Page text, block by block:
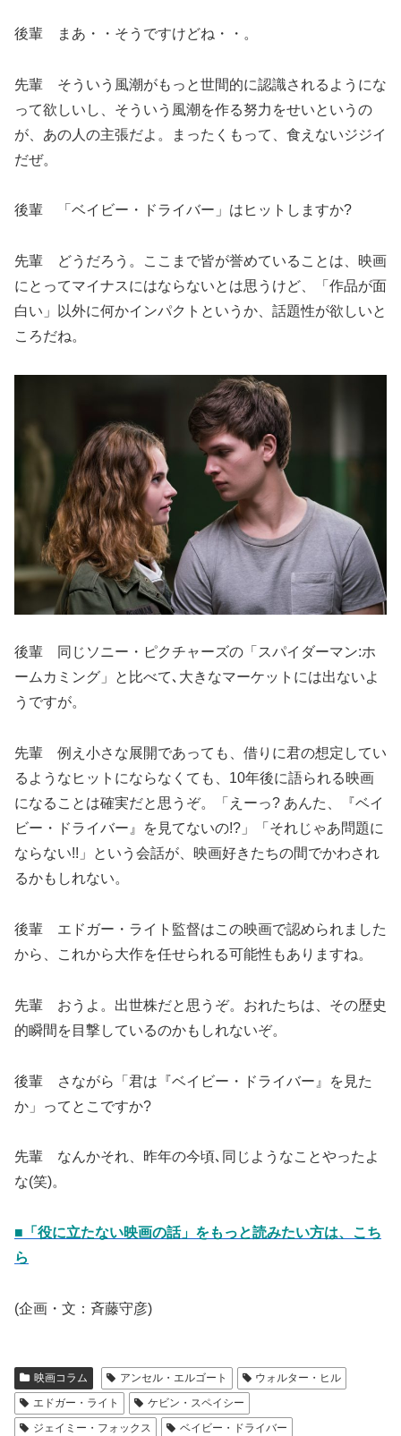
後輩 まあ・・そうですけどね・・。
先輩 そういう風潮がもっと世間的に認識されるようにな
って欲しいし、そういう風潮を作る努力をせいというの
が、あの人の主張だよ。まったくもって、食えないジジイ
だぜ。
後輩 「ベイビー・ドライバー」はヒットしますか?
先輩 どうだろう。ここまで皆が誉めていることは、映画
にとってマイナスにはならないとは思うけど、「作品が面
白い」以外に何かインパクトというか、話題性が欲しいと
ころだね。
後輩 同じソニー・ピクチャーズの「スパイダーマン:ホ
ームカミング」と比べて､大きなマーケットには出ないよ
うですが。
先輩 例え小さな展開であっても、借りに君の想定してい
るようなヒットにならなくても、10年後に語られる映画
になることは確実だと思うぞ。「えーっ? あんた、『ベイ
ビー・ドライバー』を見てないの!?」「それじゃあ問題に
ならない!!」という会話が、映画好きたちの間でかわされ
るかもしれない。
後輩 エドガー・ライト監督はこの映画で認められました
から、これから大作を任せられる可能性もありますね。
先輩 おうよ。出世株だと思うぞ。おれたちは、その歴史
的瞬間を目撃しているのかもしれないぞ。
後輩 さながら「君は『ベイビー・ドライバー』を見た
か」ってとこですか?
先輩 なんかそれ、昨年の今頃､同じようなことやったよ
な(笑)。
■「役に立たない映画の話」をもっと読みたい方は、こち
ら
(企画・文：斉藤守彦)
映画コラム アンセル・エルゴート
ウォルター・ヒル
エドガー・ライト
ケビン・スペイシー
ジェイミー・フォックス
ベイビー・ドライバー